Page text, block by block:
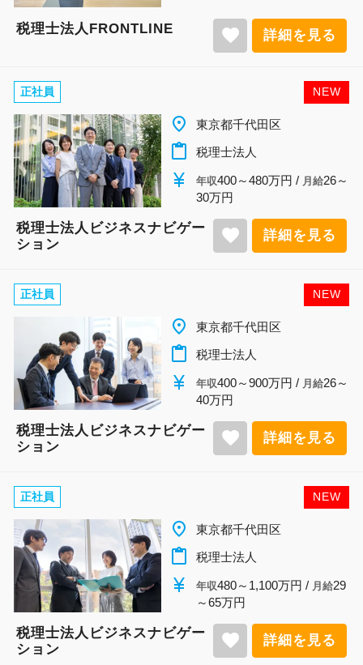
税理士法人FRONTLINE favorite 詳細を見る
NEW
正社員
place 東京都千代田区
content_paste 税理士法人
currency_yen 年収400～480万円 / 月給26～
30万円
税理士法人ビジネスナビゲー
ション
favorite 詳細を見る
NEW
正社員
place 東京都千代田区
content_paste 税理士法人
currency_yen 年収400～900万円 / 月給26～
40万円
税理士法人ビジネスナビゲー
ション
favorite 詳細を見る
NEW
正社員
place 東京都千代田区
content_paste 税理士法人
currency_yen 年収480～1,100万円 / 月給29
～65万円
税理士法人ビジネスナビゲー
ション
favorite 詳細を見る